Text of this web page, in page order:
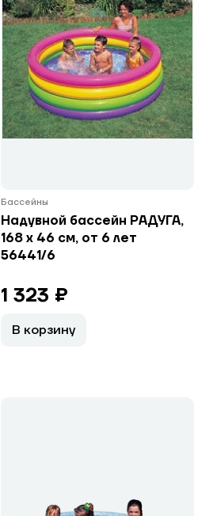
Бассейны
Надувной бассейн РАДУГА,
168 х 46 см, от 6 лет
56441/6
1 323 ₽
В корзину